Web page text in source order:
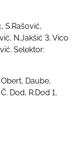
S.Rašović,
N.Jakšić 3, Vico
Selektor:
Daube,
Dod, R.Dod 1,